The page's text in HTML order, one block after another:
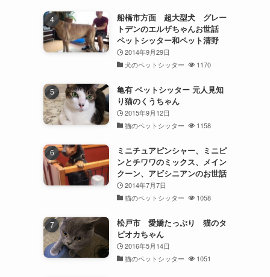
船橋市方面 超大型犬 グレー
トデンのエルザちゃんお世話
ペットシッター和ペット清野
2014年9月29日
犬のペットシッター
1170
亀有 ペットシッター 元人見知
り猫のくうちゃん
2015年9月12日
猫のペットシッター
1158
ミニチュアピンシャー、ミニピ
ンとチワワのミックス、メイン
クーン、アビシニアンのお世話
2014年7月7日
猫のペットシッター
1058
松戸市 愛嬌たっぷり 猫のタ
ピオカちゃん
2016年5月14日
猫のペットシッター
1051